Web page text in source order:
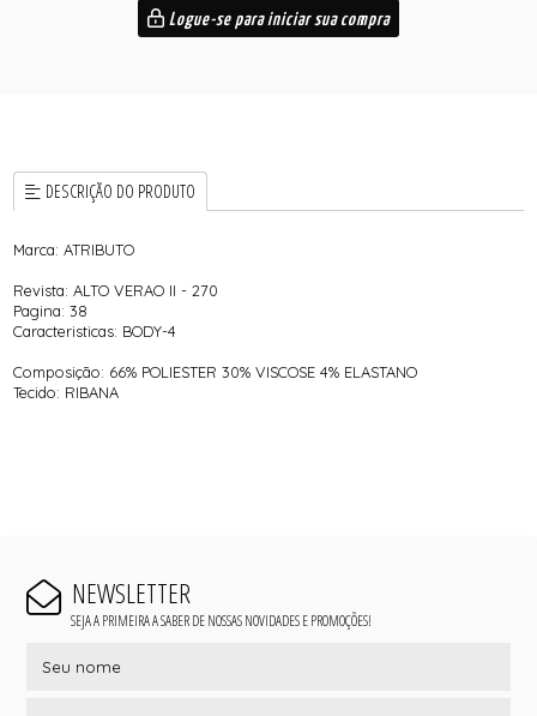
Logue-se para iniciar sua compra
DESCRIÇÃO DO PRODUTO
Marca: ATRIBUTO
Revista: ALTO VERAO II - 270
Pagina: 38
Caracteristicas: BODY-4
Composição: 66% POLIESTER 30% VISCOSE 4% ELASTANO
Tecido: RIBANA
NEWSLETTER
SEJA A PRIMEIRA A SABER DE NOSSAS NOVIDADES E PROMOÇÕES!